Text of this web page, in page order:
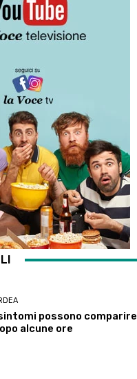
possono comparire
alcune ore